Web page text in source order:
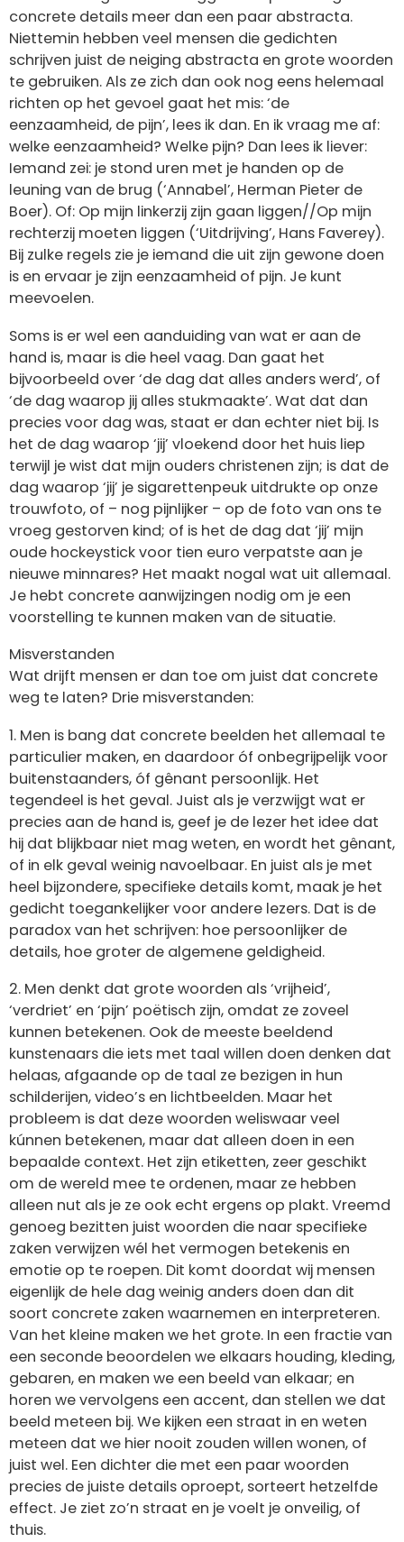
concrete details meer dan een paar abstracta.
Niettemin hebben veel mensen die gedichten
schrijven juist de neiging abstracta en grote woorden
te gebruiken. Als ze zich dan ook nog eens helemaal
richten op het gevoel gaat het mis: ‘de
eenzaamheid, de pijn’, lees ik dan. En ik vraag me af:
welke eenzaamheid? Welke pijn? Dan lees ik liever:
Iemand zei: je stond uren met je handen op de
leuning van de brug (‘Annabel’, Herman Pieter de
Boer). Of: Op mijn linkerzij zijn gaan liggen//Op mijn
rechterzij moeten liggen (‘Uitdrijving’, Hans Faverey).
Bij zulke regels zie je iemand die uit zijn gewone doen
is en ervaar je zijn eenzaamheid of pijn. Je kunt
meevoelen.
Soms is er wel een aanduiding van wat er aan de
hand is, maar is die heel vaag. Dan gaat het
bijvoorbeeld over ‘de dag dat alles anders werd’, of
‘de dag waarop jij alles stukmaakte’. Wat dat dan
precies voor dag was, staat er dan echter niet bij. Is
het de dag waarop ‘jij’ vloekend door het huis liep
terwijl je wist dat mijn ouders christenen zijn; is dat de
dag waarop ‘jij’ je sigarettenpeuk uitdrukte op onze
trouwfoto, of – nog pijnlijker – op de foto van ons te
vroeg gestorven kind; of is het de dag dat ‘jij’ mijn
oude hockeystick voor tien euro verpatste aan je
nieuwe minnares? Het maakt nogal wat uit allemaal.
Je hebt concrete aanwijzingen nodig om je een
voorstelling te kunnen maken van de situatie.
Misverstanden
Wat drijft mensen er dan toe om juist dat concrete
weg te laten? Drie misverstanden:
1. Men is bang dat concrete beelden het allemaal te
particulier maken, en daardoor óf onbegrijpelijk voor
buitenstaanders, óf gênant persoonlijk. Het
tegendeel is het geval. Juist als je verzwijgt wat er
precies aan de hand is, geef je de lezer het idee dat
hij dat blijkbaar niet mag weten, en wordt het gênant,
of in elk geval weinig navoelbaar. En juist als je met
heel bijzondere, specifieke details komt, maak je het
gedicht toegankelijker voor andere lezers. Dat is de
paradox van het schrijven: hoe persoonlijker de
details, hoe groter de algemene geldigheid.
2. Men denkt dat grote woorden als ‘vrijheid’,
‘verdriet’ en ‘pijn’ poëtisch zijn, omdat ze zoveel
kunnen betekenen. Ook de meeste beeldend
kunstenaars die iets met taal willen doen denken dat
helaas, afgaande op de taal ze bezigen in hun
schilderijen, video’s en lichtbeelden. Maar het
probleem is dat deze woorden weliswaar veel
kúnnen betekenen, maar dat alleen doen in een
bepaalde context. Het zijn etiketten, zeer geschikt
om de wereld mee te ordenen, maar ze hebben
alleen nut als je ze ook echt ergens op plakt. Vreemd
genoeg bezitten juist woorden die naar specifieke
zaken verwijzen wél het vermogen betekenis en
emotie op te roepen. Dit komt doordat wij mensen
eigenlijk de hele dag weinig anders doen dan dit
soort concrete zaken waarnemen en interpreteren.
Van het kleine maken we het grote. In een fractie van
een seconde beoordelen we elkaars houding, kleding,
gebaren, en maken we een beeld van elkaar; en
horen we vervolgens een accent, dan stellen we dat
beeld meteen bij. We kijken een straat in en weten
meteen dat we hier nooit zouden willen wonen, of
juist wel. Een dichter die met een paar woorden
precies de juiste details oproept, sorteert hetzelfde
effect. Je ziet zo’n straat en je voelt je onveilig, of
thuis.